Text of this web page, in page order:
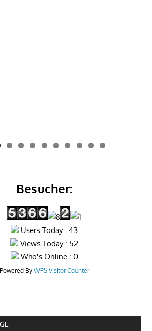
0 1 2
Besucher:
Users Today : 43
Views Today : 52
Who's Online : 0
Powered By WPS Visitor Counter